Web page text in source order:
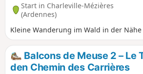
Start in Charleville-Mézières
(Ardennes)
Kleine Wanderung im Wald in der
Balcons de Meuse 2 – Le
den Chemin des Carrières